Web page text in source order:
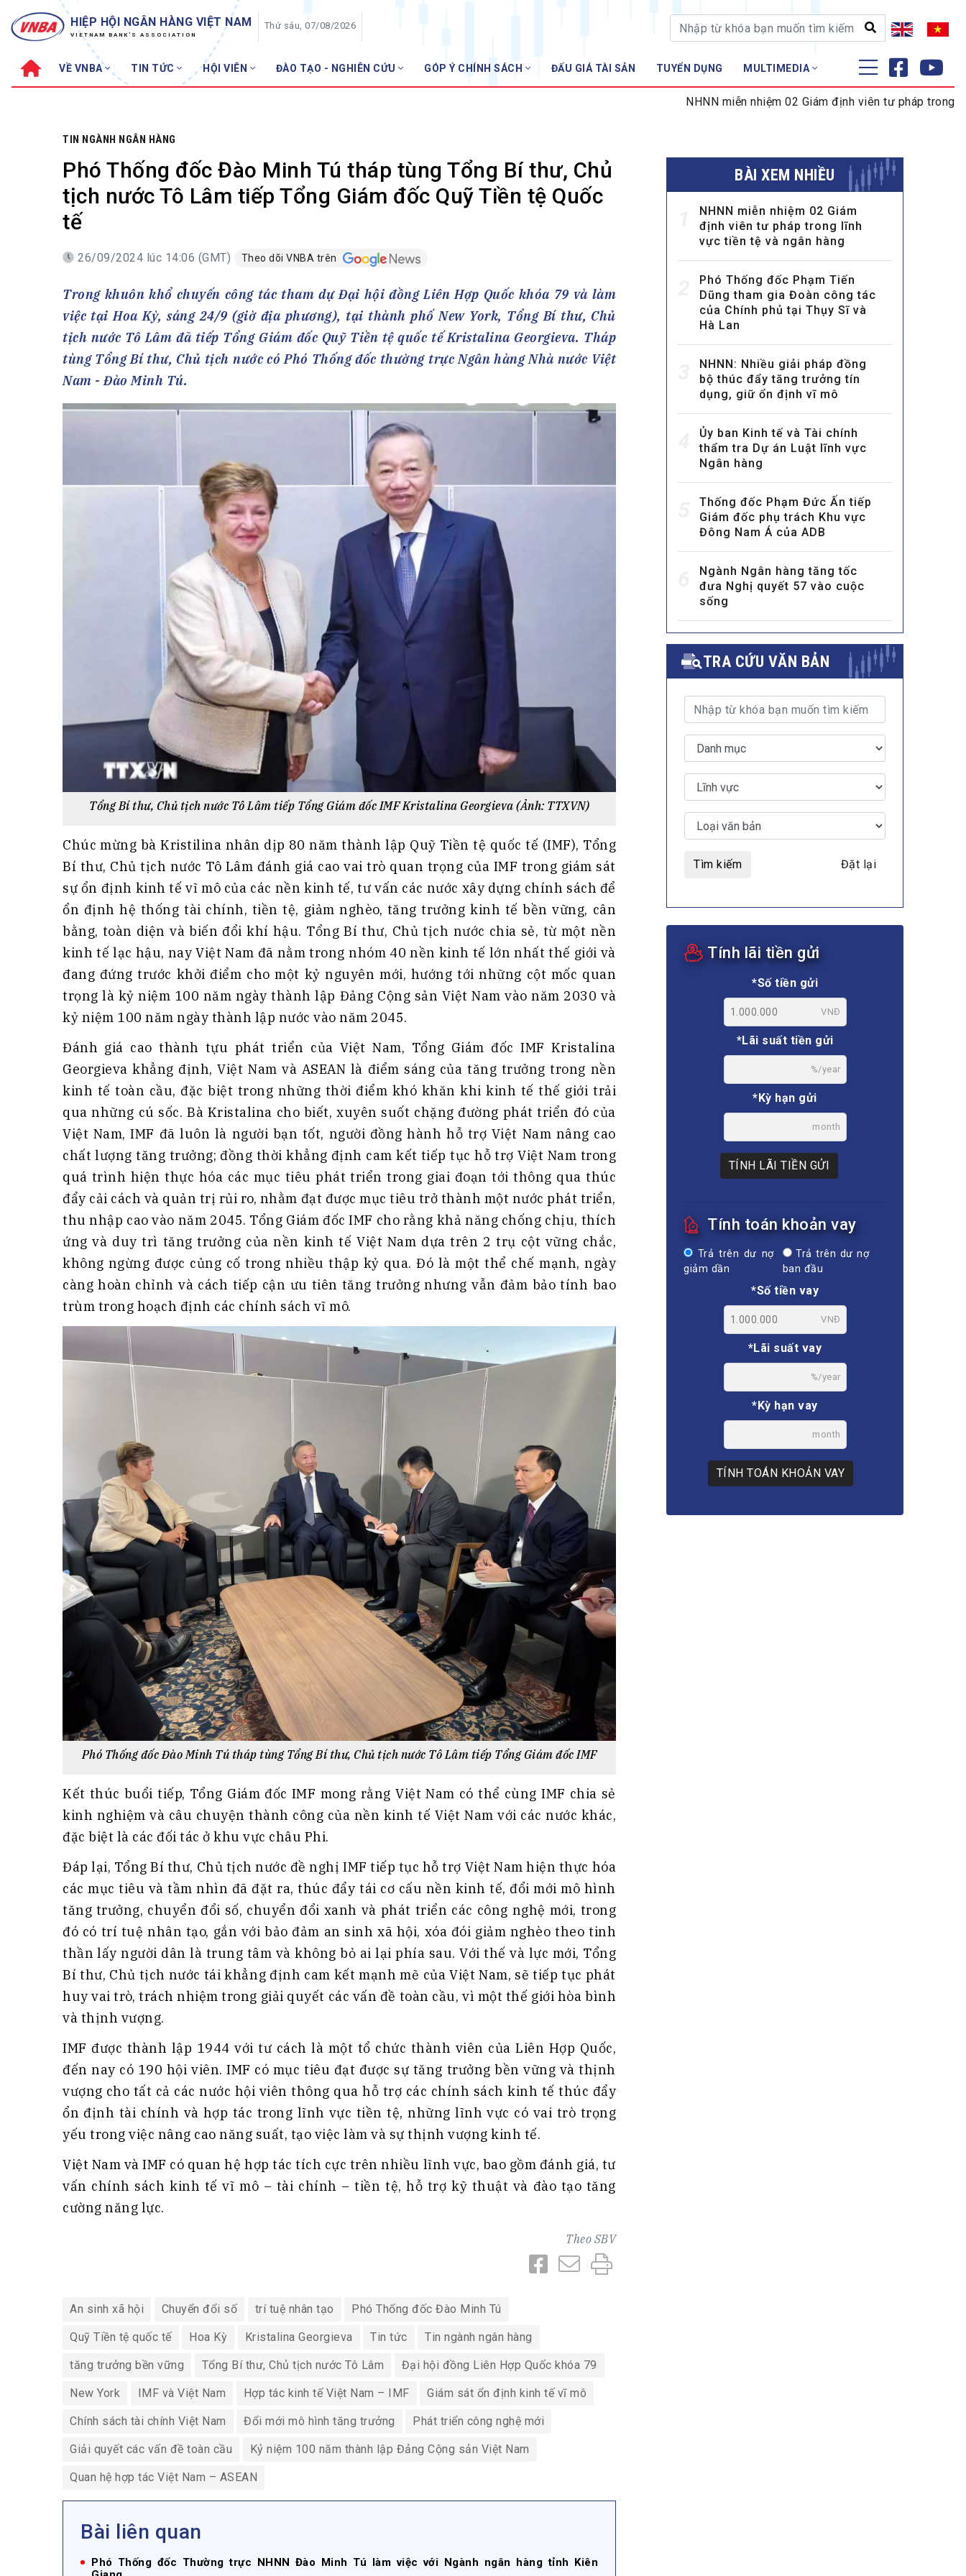
HIỆP HỘI NGÂN HÀNG VIỆT NAM
VIETNAM BANK'S ASSOCIATION
Thứ sáu, 07/08/2026
VỀ VNBA TIN TỨC HỘI VIÊN ĐÀO TẠO - NGHIÊN CỨU GÓP Ý CHÍNH SÁCH ĐẤU GIÁ TÀI SẢN TUYỂN DỤNG MULTIMEDIA
Sơ đồ tổ chức
Hội đồng Hiệp hội
Thường trực Hiệp hội
Cơ quan Thường trực
Lịch sử phát triển
Thành tích – Giải thưởng
Bộ Chuẩn mực Đạo đức nghề nghiệp
30 năm VNBA
Bản tin Tuần VNBA
Tin Hội viên
Topic nổi bật
Fintech
Tài chính Tiêu dùng
Đấu giá tài sản
Thanh toán –Thẻ
Cơ hội việc làm
ĐÀO TẠO - NGHIÊN CỨU
MULTIMEDIA
Video
E-magazines
Photos
NHNN miễn nhiệm 02 Giám định viên tư pháp trong lĩnh vực
TIN NGÀNH NGÂN HÀNG
Phó Thống đốc Đào Minh Tú tháp tùng Tổng Bí thư, Chủ
tịch nước Tô Lâm tiếp Tổng Giám đốc Quỹ Tiền tệ Quốc
tế
26/09/2024 lúc 14:06 (GMT) Theo dõi VNBA trên
Trong khuôn khổ chuyến công tác tham dự Đại hội đồng Liên Hợp Quốc khóa 79 và làm
việc tại Hoa Kỳ, sáng 24/9 (giờ địa phương), tại thành phố New York, Tổng Bí thư, Chủ
tịch nước Tô Lâm đã tiếp Tổng Giám đốc Quỹ Tiền tệ quốc tế Kristalina Georgieva. Tháp
tùng Tổng Bí thư, Chủ tịch nước có Phó Thống đốc thường trực Ngân hàng Nhà nước Việt
Nam - Đào Minh Tú.
Tổng Bí thư, Chủ tịch nước Tô Lâm tiếp Tổng Giám đốc IMF Kristalina Georgieva (Ảnh: TTXVN)
Chúc mừng bà Kristilina nhân dịp 80 năm thành lập Quỹ Tiền tệ quốc tế (IMF), Tổng
Bí thư, Chủ tịch nước Tô Lâm đánh giá cao vai trò quan trọng của IMF trong giám sát
sự ổn định kinh tế vĩ mô của các nền kinh tế, tư vấn các nước xây dựng chính sách để
ổn định hệ thống tài chính, tiền tệ, giảm nghèo, tăng trưởng kinh tế bền vững, cân
bằng, toàn diện và biến đổi khí hậu. Tổng Bí thư, Chủ tịch nước chia sẻ, từ một nền
kinh tế lạc hậu, nay Việt Nam đã nằm trong nhóm 40 nền kinh tế lớn nhất thế giới và
đang đứng trước khởi điểm cho một kỷ nguyên mới, hướng tới những cột mốc quan
trọng là kỷ niệm 100 năm ngày thành lập Đảng Cộng sản Việt Nam vào năm 2030 và
kỷ niệm 100 năm ngày thành lập nước vào năm 2045.
Đánh giá cao thành tựu phát triển của Việt Nam, Tổng Giám đốc IMF Kristalina
Georgieva khẳng định, Việt Nam và ASEAN là điểm sáng của tăng trưởng trong nền
kinh tế toàn cầu, đặc biệt trong những thời điểm khó khăn khi kinh tế thế giới trải
qua những cú sốc. Bà Kristalina cho biết, xuyên suốt chặng đường phát triển đó của
Việt Nam, IMF đã luôn là người bạn tốt, người đồng hành hỗ trợ Việt Nam nâng cao
chất lượng tăng trưởng; đồng thời khẳng định cam kết tiếp tục hỗ trợ Việt Nam trong
quá trình hiện thực hóa các mục tiêu phát triển trong giai đoạn tới thông qua thúc
đẩy cải cách và quản trị rủi ro, nhằm đạt được mục tiêu trở thành một nước phát triển,
thu nhập cao vào năm 2045. Tổng Giám đốc IMF cho rằng khả năng chống chịu, thích
ứng và duy trì tăng trưởng của nền kinh tế Việt Nam dựa trên 2 trụ cột vững chắc,
không ngừng được củng cố trong nhiều thập kỷ qua. Đó là một thể chế mạnh, ngày
càng hoàn chỉnh và cách tiếp cận ưu tiên tăng trưởng nhưng vẫn đảm bảo tính bao
trùm trong hoạch định các chính sách vĩ mô.
Phó Thống đốc Đào Minh Tú tháp tùng Tổng Bí thư, Chủ tịch nước Tô Lâm tiếp Tổng Giám đốc IMF
Kết thúc buổi tiếp, Tổng Giám đốc IMF mong rằng Việt Nam có thể cùng IMF chia sẻ
kinh nghiệm và câu chuyện thành công của nền kinh tế Việt Nam với các nước khác,
đặc biệt là các đối tác ở khu vực châu Phi.
Đáp lại, Tổng Bí thư, Chủ tịch nước đề nghị IMF tiếp tục hỗ trợ Việt Nam hiện thực hóa
các mục tiêu và tầm nhìn đã đặt ra, thúc đẩy tái cơ cấu nền kinh tế, đổi mới mô hình
tăng trưởng, chuyển đổi số, chuyển đổi xanh và phát triển các công nghệ mới, trong
đó có trí tuệ nhân tạo, gắn với bảo đảm an sinh xã hội, xóa đói giảm nghèo theo tinh
thần lấy người dân là trung tâm và không bỏ ai lại phía sau. Với thế và lực mới, Tổng
Bí thư, Chủ tịch nước tái khẳng định cam kết mạnh mẽ của Việt Nam, sẽ tiếp tục phát
huy vai trò, trách nhiệm trong giải quyết các vấn đề toàn cầu, vì một thế giới hòa bình
và thịnh vượng.
IMF được thành lập 1944 với tư cách là một tổ chức thành viên của Liên Hợp Quốc,
đến nay có 190 hội viên. IMF có mục tiêu đạt được sự tăng trưởng bền vững và thịnh
vượng cho tất cả các nước hội viên thông qua hỗ trợ các chính sách kinh tế thúc đẩy
ổn định tài chính và hợp tác trong lĩnh vực tiền tệ, những lĩnh vực có vai trò trọng
yếu trong việc nâng cao năng suất, tạo việc làm và sự thịnh vượng kinh tế.
Việt Nam và IMF có quan hệ hợp tác tích cực trên nhiều lĩnh vực, bao gồm đánh giá, tư
vấn chính sách kinh tế vĩ mô – tài chính – tiền tệ, hỗ trợ kỹ thuật và đào tạo tăng
cường năng lực.
Theo SBV
An sinh xã hội Chuyển đổi số trí tuệ nhân tạo Phó Thống đốc Đào Minh Tú
Quỹ Tiền tệ quốc tế Hoa Kỳ Kristalina Georgieva Tin tức Tin ngành ngân hàng
tăng trưởng bền vững Tổng Bí thư, Chủ tịch nước Tô Lâm Đại hội đồng Liên Hợp Quốc khóa 79
New York IMF và Việt Nam Hợp tác kinh tế Việt Nam – IMF Giám sát ổn định kinh tế vĩ mô
Chính sách tài chính Việt Nam Đổi mới mô hình tăng trưởng Phát triển công nghệ mới
Giải quyết các vấn đề toàn cầu Kỷ niệm 100 năm thành lập Đảng Cộng sản Việt Nam
Quan hệ hợp tác Việt Nam – ASEAN
Bài liên quan
Phó Thống đốc Thường trực NHNN Đào Minh Tú làm việc với Ngành ngân hàng tỉnh Kiên
BÀI XEM NHIỀU
NHNN miễn nhiệm 02 Giám
định viên tư pháp trong lĩnh
vực tiền tệ và ngân hàng
Phó Thống đốc Phạm Tiến
Dũng tham gia Đoàn công tác
của Chính phủ tại Thụy Sĩ và
Hà Lan
NHNN: Nhiều giải pháp đồng
bộ thúc đẩy tăng trưởng tín
dụng, giữ ổn định vĩ mô
Ủy ban Kinh tế và Tài chính
thẩm tra Dự án Luật lĩnh vực
Ngân hàng
Thống đốc Phạm Đức Ấn tiếp
Giám đốc phụ trách Khu vực
Đông Nam Á của ADB
Ngành Ngân hàng tăng tốc
đưa Nghị quyết 57 vào cuộc
sống
TRA CỨU VĂN BẢN
Tìm kiếm Đặt lại
Tính lãi tiền gửi
*Số tiền gửi
VNĐ
*Lãi suất tiền gửi
%/year
*Kỳ hạn gửi
month
TÍNH LÃI TIỀN GỬI
Tính toán khoản vay
Trả trên dư nợ
giảm dần
Trả trên dư nợ
ban đầu
*Số tiền vay
VNĐ
*Lãi suất vay
%/year
*Kỳ hạn vay
month
TÍNH TOÁN KHOẢN VAY